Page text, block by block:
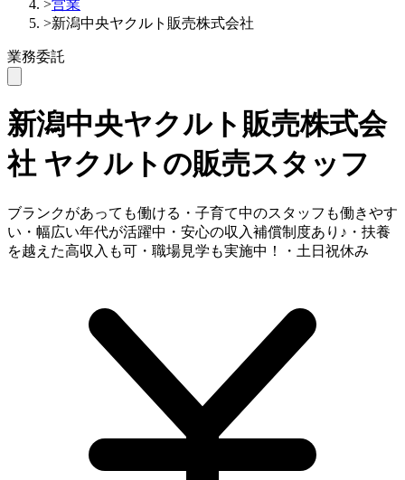
>営業
>新潟中央ヤクルト販売株式会社
業務委託
新潟中央ヤクルト販売株式会
社ヤクルトの販売スタッフ
ブランクがあっても働ける・子育て中のスタッフも働きやす
い・幅広い年代が活躍中・安心の収入補償制度あり♪・扶養
を越えた高収入も可・職場見学も実施中！・土日祝休み